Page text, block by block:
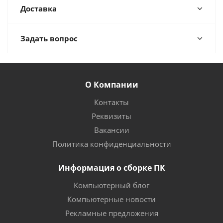
Доставка
Задать вопрос
О Компании
Контакты
Реквизиты
Вакансии
Политика конфиденциальности
Информация о сборке ПК
Компьютерный блог
Компьютерные новости
Рекламные предложения